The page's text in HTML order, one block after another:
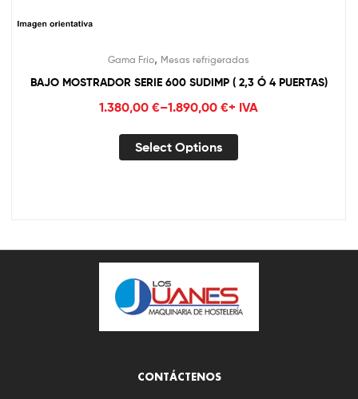
Gama Frío, Mesas refrigeradas
BAJO MOSTRADOR SERIE 600 SUDIMP ( 2,3 Ó 4 PUERTAS)
1.380,00 €–1.890,00 €+ IVA
Select Options
CONTÁCTENOS